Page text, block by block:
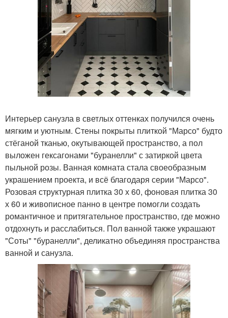
Интерьер санузла в светлых оттенках получился очень
мягким и уютным. Стены покрыты плиткой "Марсо" будто
стёганой тканью, окутывающей пространство, а пол
выложен гексагонами "буранелли" с затиркой цвета
пыльной розы. Ванная комната стала своеобразным
украшением проекта, и всё благодаря серии "Марсо".
Розовая структурная плитка 30 х 60, фоновая плитка 30
х 60 и живописное панно в центре помогли создать
романтичное и притягательное пространство, где можно
отдохнуть и расслабиться. Пол ванной также украшают
"Соты" "буранелли", деликатно объединяя пространства
ванной и санузла.